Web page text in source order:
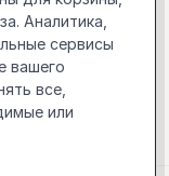
Аналитика,
сервисы
вашего
все,
или